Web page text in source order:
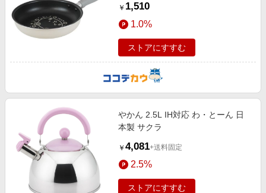
￥ 1,510
1.0%
ストアにすすむ
やかん 2.5L IH対応 わ・とーん 日
本製 サクラ
￥ 4,081+送料固定
2.5%
ストアにすすむ